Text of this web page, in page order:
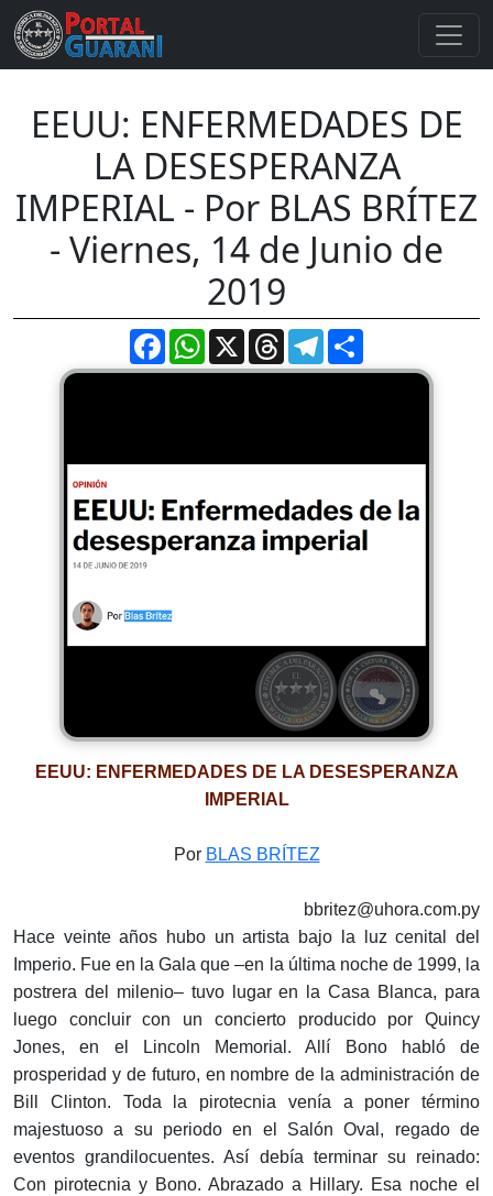
EEUU: ENFERMEDADES DE
LA DESESPERANZA
IMPERIAL - Por BLAS BRÍTEZ
- Viernes, 14 de Junio de
2019
FacebookWhatsApp
X ThreadsTelegram
EEUU: ENFERMEDADES DE LA DESESPERANZA
IMPERIAL
Por BLAS BRÍTEZ
bbritez@uhora.com.py
Hace veinte años hubo un artista bajo la luz cenital del
Imperio. Fue en la Gala que –en la última noche de 1999, la
postrera del milenio– tuvo lugar en la Casa Blanca, para
luego concluir con un concierto producido por Quincy
Jones, en el Lincoln Memorial. Allí Bono habló de
prosperidad y de futuro, en nombre de la administración de
Bill Clinton. Toda la pirotecnia venía a poner término
majestuoso a su periodo en el Salón Oval, regado de
eventos grandilocuentes. Así debía terminar su reinado:
Con pirotecnia y Bono. Abrazado a Hillary. Esa noche el